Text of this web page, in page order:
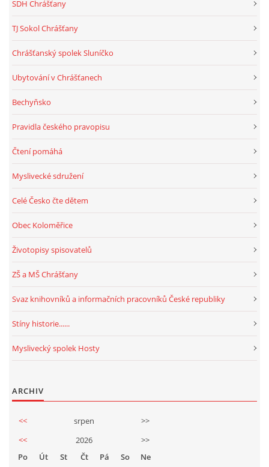
SDH Chrášťany
TJ Sokol Chrášťany
Chrášťanský spolek Sluníčko
Ubytování v Chrášťanech
Bechyňsko
Pravidla českého pravopisu
Čtení pomáhá
Myslivecké sdružení
Celé Česko čte dětem
Obec Koloměřice
Životopisy spisovatelů
ZŠ a MŠ Chrášťany
Svaz knihovníků a informačních pracovníků České republiky
Stíny historie......
Myslivecký spolek Hosty
ARCHIV
<< srpen
>>
<<
2026
>>
Po
Út St Čt Pá So
Ne